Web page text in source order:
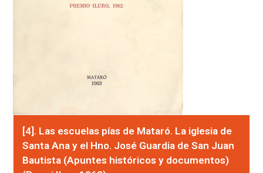
[4]. Las escuelas pías de Mataró. La iglesia de
Santa Ana y el Hno. José Guardia de San Juan
Bautista (Apuntes históricos y documentos)